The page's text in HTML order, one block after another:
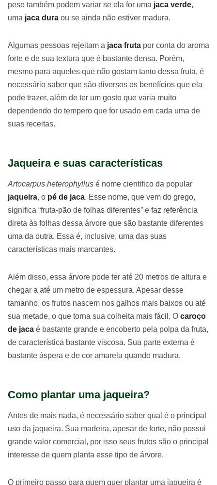
peso também podem variar se ela for uma jaca verde,
uma jaca dura ou se ainda não estiver madura.
Algumas pessoas rejeitam a jaca fruta por conta do aroma
forte e de sua textura que é bastante densa. Porém,
mesmo para aqueles que não gostam tanto dessa fruta, é
necessário saber que são diversos os benefícios que ela
pode trazer, além de ter um gosto que varia muito
dependendo do tempero que for usado em cada uma de
suas receitas.
Jaqueira e suas características
Artocarpus heterophyllus é nome cientifico da popular
jaqueira, o pé de jaca. Esse nome, que vem do grego,
significa “fruta-pão de folhas diferentes” e faz referência
direta às folhas dessa árvore que são bastante diferentes
uma da outra. Essa é, inclusive, uma das suas
características mais marcantes.
Além disso, essa árvore pode ter até 20 metros de altura e
chegar a até um metro de espessura. Apesar desse
tamanho, os frutos nascem nos galhos mais baixos ou até
sua metade, o que torna sua colheita mais fácil. O caroço
de jaca é bastante grande e encoberto pela polpa da fruta,
de característica bastante viscosa. Sua parte externa é
bastante áspera e de cor amarela quando madura.
Como plantar uma jaqueira?
Antes de mais nada, é necessário saber qual é o principal
uso da jaqueira. Sua madeira, apesar de forte, não possui
grande valor comercial, por isso seus frutos são o principal
interesse de quem planta esse tipo de árvore.
O primeiro passo para quem quer plantar uma jaqueira é